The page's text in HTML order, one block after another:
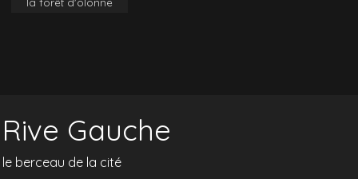
Rive Gauche
le berceau de la cité